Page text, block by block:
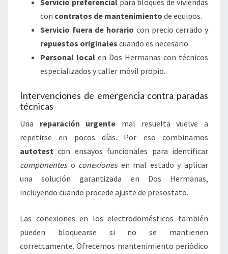
Servicio preferencialpara bloques de viviendas
con contratos de mantenimiento de equipos.
Servicio fuera de horario con precio cerrado y
repuestos originales cuando es necesario.
Personal local en Dos Hermanas con técnicos
especializados y taller móvil propio.
Intervenciones de emergencia contra paradas
técnicas
Una reparación urgente mal resuelta vuelve a
repetirse en pocos días. Por eso combinamos
autotest con ensayos funcionales para identificar
componenteso conexionesen mal estado y aplicar
una solución garantizada en Dos Hermanas,
incluyendo cuando procede ajuste de presostato.
Las conexiones en los electrodomésticos también
pueden bloquearse si no se mantienen
correctamente. Ofrecemos mantenimiento periódico